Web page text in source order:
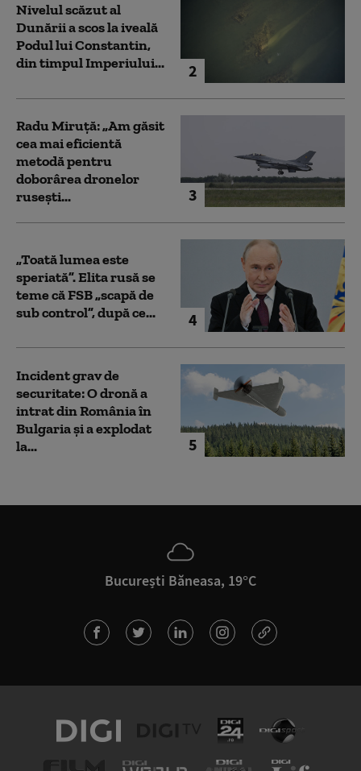
2
Nivelul scăzut al
Dunării a scos la iveală
Podul lui Constantin,
din timpul Imperiului...
3
Radu Miruță: „Am găsit
cea mai eficientă
metodă pentru
doborârea dronelor
rusești...
4
„Toată lumea este
speriată”. Elita rusă se
teme că FSB „scapă de
sub control”, după ce...
5
Incident grav de
securitate: O dronă a
intrat din România în
Bulgaria şi a explodat
la...
București Băneasa, 19°C